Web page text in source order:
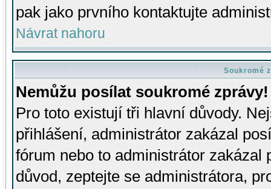
pak jako prvního kontaktujte
Návrat nahoru
Soukromé
Nemůžu posílat soukromé zprávy!
Pro toto existují tři hlavní důvody.
přihlášení, administrátor zakázal
fórum nebo to administrátor zakázal
důvod, zeptejte se administrátora,